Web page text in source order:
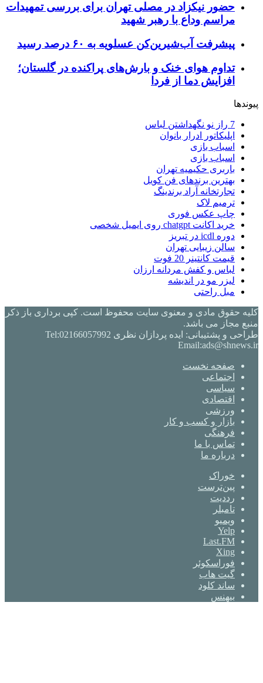
حضور نیکزاد در مصلی تهران برای بررسی تمهیدات
مراسم وداع با رهبر شهید
پیشرفت آب‌شیرین‌کن عسلویه به ۶۰ درصد رسید
تداوم هوای خنک و بارش‌های پراکنده در گلستان؛
افزایش دما از فردا
پیوندها
7 راز نو نگهداشتن لباس
اپلیکاتور ادرار بانوان
اسباب بازی
اسباب بازی
باربری حکیمیه تهران
بهترین برندهای فن کویل
تجارتخانه آراد برندینگ
ترمیم لاک
چاپ عکس فوری
خرید اکانت chatgpt روی ایمیل شخصی
دوره icdl در تبریز
سالن زیبایی تهران
قیمت کانتینر 20 فوت
لباس و کفش مردانه ارزان
لیزر مو در اندیشه
مبل راحتی
کلیه حقوق مادی و معنوی سایت محفوظ است. کپی برداری باز ذکر
منبع مجاز می باشد.
طراحی و پشتیبانی: ایده پردازان نظری Tel:02166057992
Email:ads@shnews.ir
صفحه نخست
اجتماعی
سیاسی
اقتصادی
ورزشی
بازار و کسب و کار
فرهنگی
تماس با ما
درباره ما
خوراک
‫پین‌ترست
‫رددیت
‫تامبلر
ویمیو
Yelp
Last.FM
Xing
فوراسکوئر
گیت ‌هاب
ساند کلود
بیهنس